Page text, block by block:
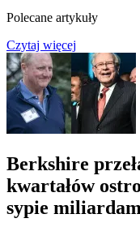
Polecane artykuły
Czytaj więcej
Berkshire
kwartałów
sypie